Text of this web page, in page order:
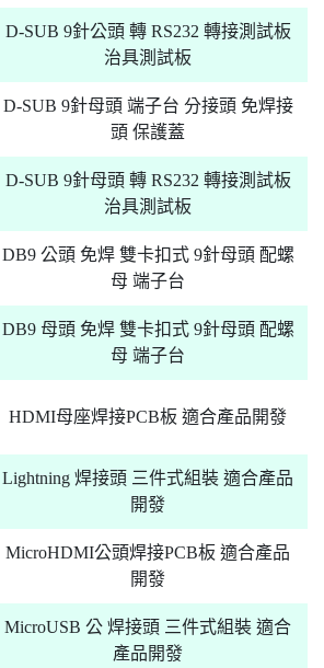
D-SUB 9針公頭 轉 RS232 轉接測試板
治具測試板
D-SUB 9針母頭 端子台 分接頭 免焊接
頭 保護蓋
D-SUB 9針母頭 轉 RS232 轉接測試板
治具測試板
DB9 公頭 免焊 雙卡扣式 9針母頭 配螺
母 端子台
DB9 母頭 免焊 雙卡扣式 9針母頭 配螺
母 端子台
HDMI母座焊接PCB板 適合產品開發
Lightning 焊接頭 三件式組裝 適合產品
開發
MicroHDMI公頭焊接PCB板 適合產品
開發
MicroUSB 公 焊接頭 三件式組裝 適合
產品開發